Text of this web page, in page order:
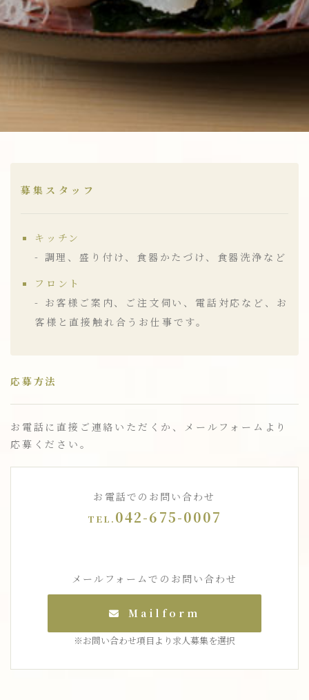
募集スタッフ
キッチン
- 調理、盛り付け、食器かたづけ、食器洗浄など
フロント
- お客様ご案内、ご注文伺い、電話対応など、お
客様と直接触れ合うお仕事です。
応募方法
お電話に直接ご連絡いただくか、メールフォームより
応募ください。
お電話でのお問い合わせ
TEL. 042-675-0007
メールフォームでのお問い合わせ
Mailform
※お問い合わせ項目より求人募集を選択